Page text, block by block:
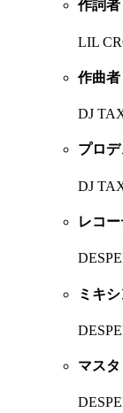
作詞者
LIL
作曲者
DJ
プロ
DJ
レコ
ミキ
マス